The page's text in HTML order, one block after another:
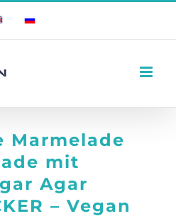
Russian
Marmelade
mit
Agar
– Vegan